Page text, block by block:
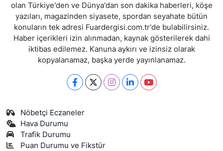
olan Türkiye'den ve Dünya'dan son dakika haberleri, köşe
yazıları, magazinden siyasete, spordan seyahate bütün
konuların tek adresi Fuardergisi.com.tr'de bulabilirsiniz.
Haber içerikleri izin alınmadan, kaynak gösterilerek dahi
iktibas edilemez. Kanuna aykırı ve izinsiz olarak
kopyalanamaz, başka yerde yayınlanamaz.
Nöbetçi Eczaneler
Hava Durumu
Trafik Durumu
Puan Durumu ve Fikstür